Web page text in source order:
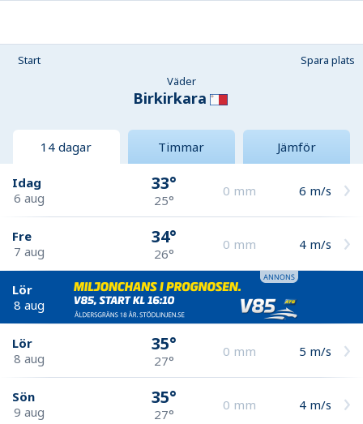
Start
Spara plats
Väder
Birkirkara
14 dagar Timmar Jämför
Idag
6 aug
33°
25°
0 mm 6 m/s
Fre
7 aug
34°
26°
0 mm 4 m/s
Lör
8 aug
Lör
8 aug
35°
27°
0 mm 5 m/s
Sön
9 aug
35°
27°
0 mm 4 m/s